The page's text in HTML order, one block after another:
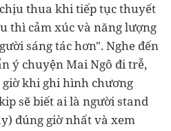
thua khi tiếp tục thuyết
thì cảm xúc và năng lượng
sáng tác hơn". Nghe đến
ý chuyện Mai Ngô đi trễ,
khi ghi hình chương
sẽ biết ai là người stand
đúng giờ nhất và xem